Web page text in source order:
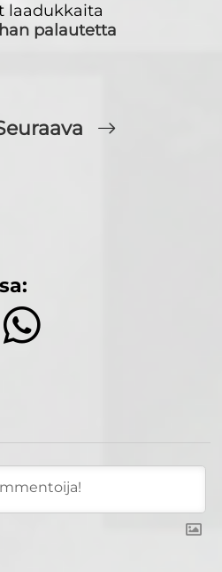
laadukkaita
palautetta